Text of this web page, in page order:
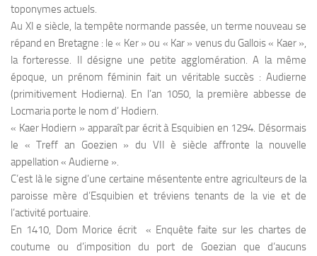
toponymes actuels.
Au XI e siècle, la tempête normande passée, un terme nouveau se
répand en Bretagne : le « Ker » ou « Kar » venus du Gallois « Kaer »,
la forteresse. Il désigne une petite agglomération. A la même
époque, un prénom féminin fait un véritable succès : Audierne
(primitivement Hodierna). En l’an 1050, la première abbesse de
Locmaria porte le nom d’ Hodiern.
« Kaer Hodiern » apparaît par écrit à Esquibien en 1294. Désormais
le « Treff an Goezien » du VII è siècle affronte la nouvelle
appellation « Audierne ».
C’est là le signe d’une certaine mésentente entre agriculteurs de la
paroisse mère d’Esquibien et tréviens tenants de la vie et de
l’activité portuaire.
En 1410, Dom Morice écrit « Enquête faite sur les chartes de
coutume ou d’imposition du port de Goezian que d’aucuns